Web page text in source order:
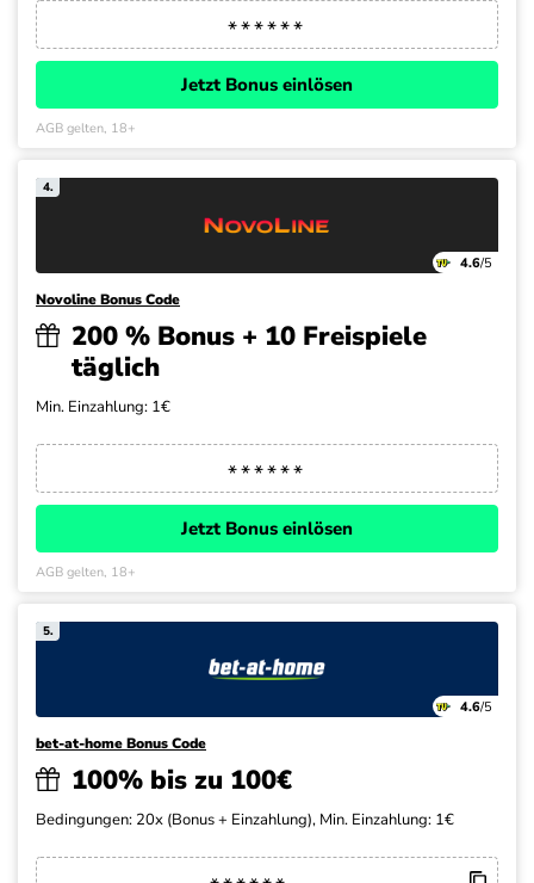
Jetzt Bonus einlösen
AGB gelten, 18+
4.
4.6/5
Novoline Bonus Code
200 % Bonus + 10 Freispiele
täglich
Min. Einzahlung: 1€
Jetzt Bonus einlösen
AGB gelten, 18+
5.
4.6/5
bet-at-home Bonus Code
100% bis zu 100€
Bedingungen: 20x (Bonus + Einzahlung), Min. Einzahlung: 1€